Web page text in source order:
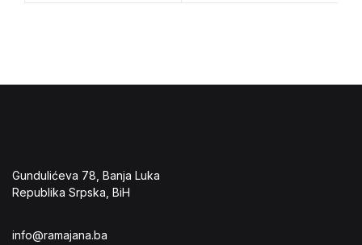
Gundulićeva 78, Banja Luka
Republika Srpska, BiH
info@ramajana.ba